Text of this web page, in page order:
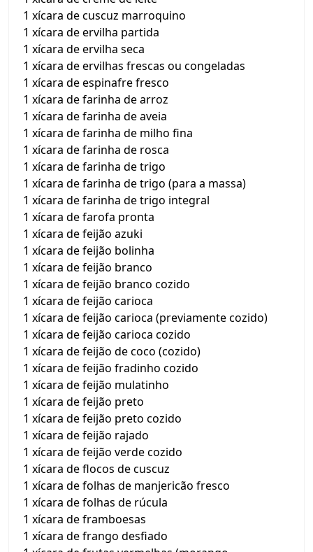
1 xícara de cuscuz marroquino
1 xícara de ervilha partida
1 xícara de ervilha seca
1 xícara de ervilhas frescas ou congeladas
1 xícara de espinafre fresco
1 xícara de farinha de arroz
1 xícara de farinha de aveia
1 xícara de farinha de milho fina
1 xícara de farinha de rosca
1 xícara de farinha de trigo
1 xícara de farinha de trigo (para a massa)
1 xícara de farinha de trigo integral
1 xícara de farofa pronta
1 xícara de feijão azuki
1 xícara de feijão bolinha
1 xícara de feijão branco
1 xícara de feijão branco cozido
1 xícara de feijão carioca
1 xícara de feijão carioca (previamente cozido)
1 xícara de feijão carioca cozido
1 xícara de feijão de coco (cozido)
1 xícara de feijão fradinho cozido
1 xícara de feijão mulatinho
1 xícara de feijão preto
1 xícara de feijão preto cozido
1 xícara de feijão rajado
1 xícara de feijão verde cozido
1 xícara de flocos de cuscuz
1 xícara de folhas de manjericão fresco
1 xícara de folhas de rúcula
1 xícara de framboesas
1 xícara de frango desfiado